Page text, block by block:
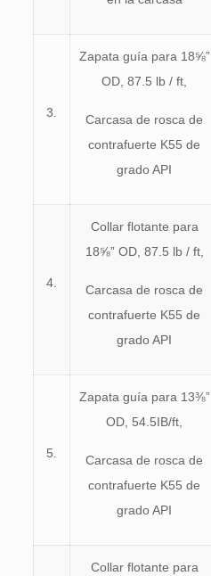
3.
Zapata guía para 18⅝”
OD, 87.5 lb / ft,
Carcasa de rosca de
contrafuerte K55 de
grado API
4.
Collar flotante para
18⅝” OD, 87.5 lb / ft,
Carcasa de rosca de
contrafuerte K55 de
grado API
5.
Zapata guía para 13⅜”
OD, 54.5IB/ft,
Carcasa de rosca de
contrafuerte K55 de
grado API
Collar flotante para